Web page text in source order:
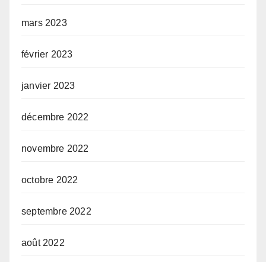
mars 2023
février 2023
janvier 2023
décembre 2022
novembre 2022
octobre 2022
septembre 2022
août 2022